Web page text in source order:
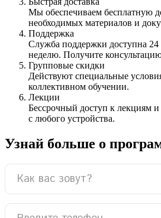
Мы обеспечиваем бесплатную
необходимых материалов и
Поддержка
Служба поддержки доступна 24
неделю. Получите
Групповые скидки
Действуют специальные
коллективном обучении.
Лекции
Бессрочный доступ к лекциям и
с любого устройства.
Узнай больше о